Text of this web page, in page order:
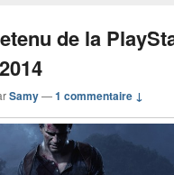
de la
Samy—1 commentaire ↓